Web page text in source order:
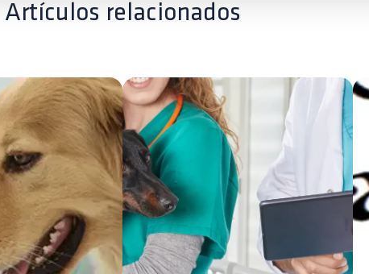
Artículos relacionados